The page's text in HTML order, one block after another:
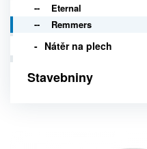
Eternal
Remmers
Nátěr na plech
Stavebniny